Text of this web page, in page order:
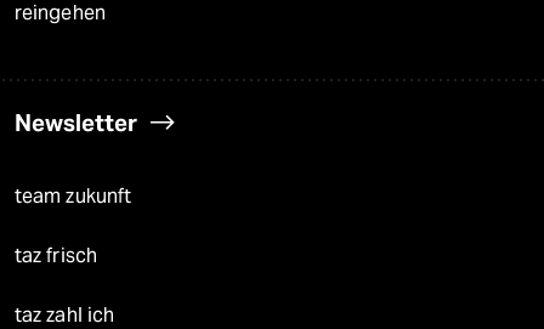
reingehen
Newsletter
team zukunft
taz frisch
taz zahl ich